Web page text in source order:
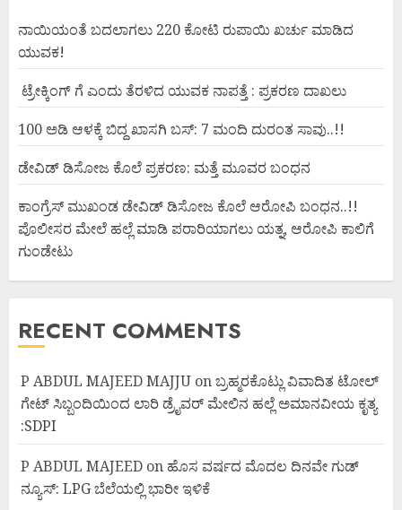
ನಾಯಿಯಂತೆ ಬದಲಾಗಲು 220 ಕೋಟಿ ರುಪಾಯಿ ಖರ್ಚು ಮಾಡಿದ
ಯುವಕ!
ಟ್ರೇಕ್ಕಿಂಗ್ ಗೆ ಎಂದು ತೆರಳಿದ ಯುವಕ ನಾಪತ್ತೆ : ಪ್ರಕರಣ ದಾಖಲು
100 ಅಡಿ ಆಳಕ್ಕೆ ಬಿದ್ದ ಖಾಸಗಿ ಬಸ್: 7 ಮಂದಿ ದುರಂತ ಸಾವು..!!
ಡೇವಿಡ್ ಡಿಸೋಜ ಕೊಲೆ ಪ್ರಕರಣ: ಮತ್ತೆ ಮೂವರ ಬಂಧನ
ಕಾಂಗ್ರೆಸ್ ಮುಖಂಡ ಡೇವಿಡ್ ಡಿಸೋಜ ಕೊಲೆ ಆರೋಪಿ ಬಂಧನ..!!
ಪೊಲೀಸರ ಮೇಲೆ ಹಲ್ಲೆ ಮಾಡಿ ಪರಾರಿಯಾಗಲು ಯತ್ನ, ಆರೋಪಿ ಕಾಲಿಗೆ
ಗುಂಡೇಟು
RECENT COMMENTS
P ABDUL MAJEED MAJJU onಬ್ರಹ್ಮರಕೊಟ್ಲು ವಿವಾದಿತ ಟೋಲ್
ಗೇಟ್ ಸಿಬ್ಬಂದಿಯಿಂದ ಲಾರಿ ಡ್ರೈವರ್ ಮೇಲಿನ ಹಲ್ಲೆ ಅಮಾನವೀಯ ಕೃತ್ಯ
:SDPI
P ABDUL MAJEED on ಹೊಸ ವರ್ಷದ ಮೊದಲ ದಿನವೇ ಗುಡ್
ನ್ಯೂಸ್: LPG ಬೆಲೆಯಲ್ಲಿ ಭಾರೀ ಇಳಿಕೆ